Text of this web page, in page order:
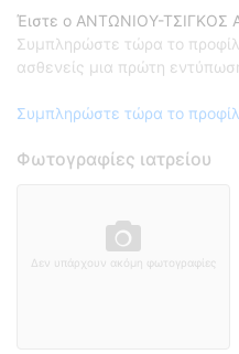
Έιστε ο ΑΝΤΩΝΙΟΥ-ΤΣΙΓΚΟΣ
Συμπληρώστε τώρα το
ασθενείς μια πρώτη
Συμπληρώστε τώρα το
Φωτογραφίες ιατρείου
Δεν υπάρχουν ακόμη φωτογραφίες